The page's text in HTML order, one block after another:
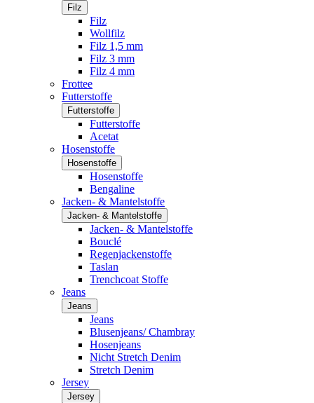
Filz
Filz
Wollfilz
Filz 1,5 mm
Filz 3 mm
Filz 4 mm
Frottee
Futterstoffe
Futterstoffe
Futterstoffe
Acetat
Hosenstoffe
Hosenstoffe
Hosenstoffe
Bengaline
Jacken- & Mantelstoffe
Jacken- & Mantelstoffe
Jacken- & Mantelstoffe
Bouclé
Regenjackenstoffe
Taslan
Trenchcoat Stoffe
Jeans
Jeans
Jeans
Blusenjeans/ Chambray
Hosenjeans
Nicht Stretch Denim
Stretch Denim
Jersey
Jersey